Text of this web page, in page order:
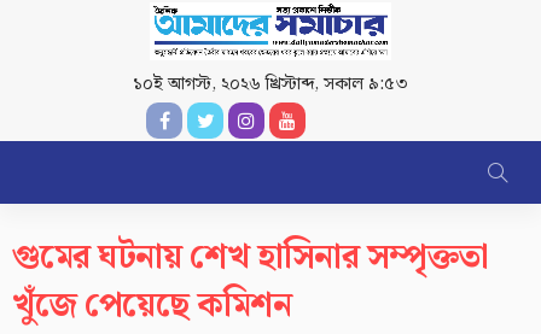
১০ই আগস্ট, ২০২৬ খ্রিস্টাব্দ,সকাল ৯:৫৩
গুমের ঘটনায় শেখ হাসিনার সম্পৃক্ততা
খুঁজে পেয়েছে কমিশন